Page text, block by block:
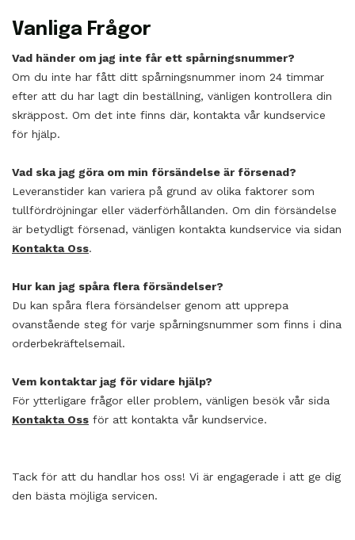
Vanliga Frågor
Vad händer om jag inte får ett spårningsnummer?
Om du inte har fått ditt spårningsnummer inom 24 timmar
efter att du har lagt din beställning, vänligen kontrollera din
skräppost. Om det inte finns där, kontakta vår kundservice
för hjälp.
Vad ska jag göra om min försändelse är försenad?
Leveranstider kan variera på grund av olika faktorer som
tullfördröjningar eller väderförhållanden. Om din försändelse
är betydligt försenad, vänligen kontakta kundservice via sidan
Kontakta Oss.
Hur kan jag spåra flera försändelser?
Du kan spåra flera försändelser genom att upprepa
ovanstående steg för varje spårningsnummer som finns i dina
orderbekräftelsemail.
Vem kontaktar jag för vidare hjälp?
För ytterligare frågor eller problem, vänligen besök vår sida
Kontakta Oss för att kontakta vår kundservice.
Tack för att du handlar hos oss! Vi är engagerade i att ge dig
den bästa möjliga servicen.